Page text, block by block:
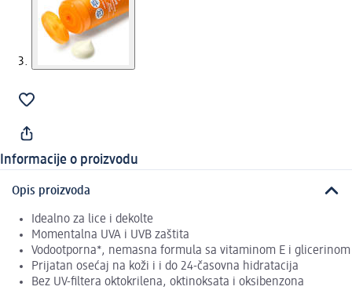
Informacije o proizvodu
Opis proizvoda
Idealno za lice i dekolte
Momentalna UVA i UVB zaštita
Vodootporna*, nemasna formula sa vitaminom E i glicerinom
Prijatan osećaj na koži i i do 24-časovna hidratacija
Bez UV-filtera oktokrilena, oktinoksata i oksibenzona